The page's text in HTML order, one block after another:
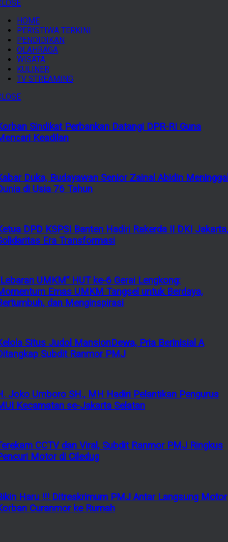
HOME
PERISTIWA TERKINI
PENDIDIKAN
OLAHRAGA
WISATA
KULINER
TV STREAMING
Sindikat Perbankan Datangi DPR-RI Guna
Keadilan
Duka, Budayawan Senior Zainal Abidin
di Usia 76 Tahun
DPD KSPSI Banten Hadiri Rakerda II DKI Jakarta,
Era Transformasi
UMKM” HUT ke-6 Gerai Lengkong:
Emas UMKM Tangsel untuk Berdaya,
dan Menginspirasi
Situs Judol MansionDewa, Pria Berinisial A
Subdit Ranmor PMJ
Joko Umboro SH., MH Hadiri Pelantikan Pengurus
Kecamatan se-Jakarta Selatan
CCTV dan Viral, Subdit Ranmor PMJ Ringkus
Motor di Ciledug
Haru !!! Ditreskrimum PMJ Antar Langsung Motor
Curanmor ke Rumah